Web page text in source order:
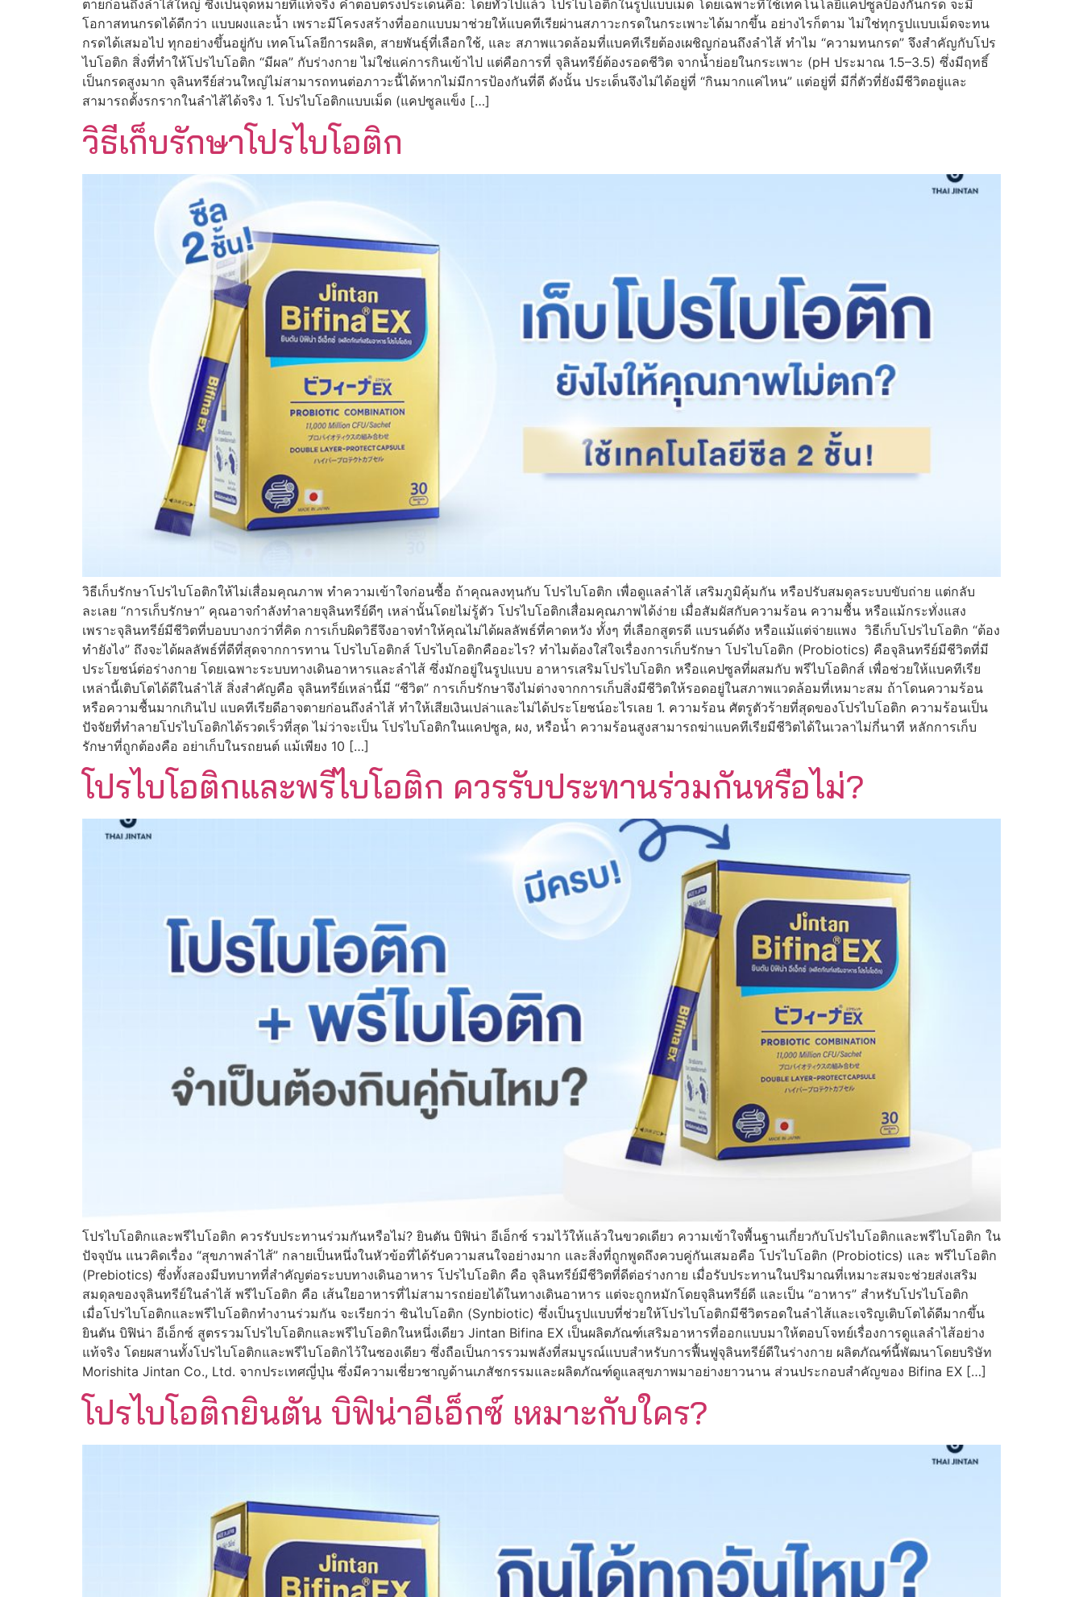
ตายก่อนถึงลำไส้ใหญ่ ซึ่งเป็นจุดหมายที่แท้จริง คำตอบตรงประเด็นคือ: โดยทั่วไปแล้ว โปรไบโอติกในรูปแบบเม็ด โดยเฉพาะที่ใช้เทคโนโลยีแคปซูลป้องกันกรด จะมี
โอกาสทนกรดได้ดีกว่า แบบผงและน้ำ เพราะมีโครงสร้างที่ออกแบบมาช่วยให้แบคทีเรียผ่านสภาวะกรดในกระเพาะได้มากขึ้น อย่างไรก็ตาม ไม่ใช่ทุกรูปแบบเม็ดจะทน
กรดได้เสมอไป ทุกอย่างขึ้นอยู่กับ เทคโนโลยีการผลิต, สายพันธุ์ที่เลือกใช้, และ สภาพแวดล้อมที่แบคทีเรียต้องเผชิญก่อนถึงลำไส้ ทำไม “ความทนกรด” จึงสำคัญกับโปร
ไบโอติก สิ่งที่ทำให้โปรไบโอติก “มีผล” กับร่างกาย ไม่ใช่แค่การกินเข้าไป แต่คือการที่ จุลินทรีย์ต้องรอดชีวิต จากน้ำย่อยในกระเพาะ (pH ประมาณ 1.5–3.5) ซึ่งมีฤทธิ์
เป็นกรดสูงมาก จุลินทรีย์ส่วนใหญ่ไม่สามารถทนต่อภาวะนี้ได้หากไม่มีการป้องกันที่ดี ดังนั้น ประเด็นจึงไม่ได้อยู่ที่ “กินมากแค่ไหน” แต่อยู่ที่ มีกี่ตัวที่ยังมีชีวิตอยู่และ
สามารถตั้งรกรากในลำไส้ได้จริง 1. โปรไบโอติกแบบเม็ด (แคปซูลแข็ง […]
วิธีเก็บรักษาโปรไบโอติก
วิธีเก็บรักษาโปรไบโอติกให้ไม่เสื่อมคุณภาพ ทำความเข้าใจก่อนซื้อ ถ้าคุณลงทุนกับ โปรไบโอติก เพื่อดูแลลำไส้ เสริมภูมิคุ้มกัน หรือปรับสมดุลระบบขับถ่าย แต่กลับ
ละเลย “การเก็บรักษา” คุณอาจกำลังทำลายจุลินทรีย์ดีๆ เหล่านั้นโดยไม่รู้ตัว โปรไบโอติกเสื่อมคุณภาพได้ง่าย เมื่อสัมผัสกับความร้อน ความชื้น หรือแม้กระทั่งแสง
เพราะจุลินทรีย์มีชีวิตที่บอบบางกว่าที่คิด การเก็บผิดวิธีจึงอาจทำให้คุณไม่ได้ผลลัพธ์ที่คาดหวัง ทั้งๆ ที่เลือกสูตรดี แบรนด์ดัง หรือแม้แต่จ่ายแพง วิธีเก็บโปรไบโอติก “ต้อง
ทำยังไง” ถึงจะได้ผลลัพธ์ที่ดีที่สุดจากการทาน โปรไบโอติกส์ โปรไบโอติกคืออะไร? ทำไมต้องใส่ใจเรื่องการเก็บรักษา โปรไบโอติก (Probiotics) คือจุลินทรีย์มีชีวิตที่มี
ประโยชน์ต่อร่างกาย โดยเฉพาะระบบทางเดินอาหารและลำไส้ ซึ่งมักอยู่ในรูปแบบ อาหารเสริมโปรไบโอติก หรือแคปซูลที่ผสมกับ พรีไบโอติกส์ เพื่อช่วยให้แบคทีเรีย
เหล่านี้เติบโตได้ดีในลำไส้ สิ่งสำคัญคือ จุลินทรีย์เหล่านี้มี “ชีวิต” การเก็บรักษาจึงไม่ต่างจากการเก็บสิ่งมีชีวิตให้รอดอยู่ในสภาพแวดล้อมที่เหมาะสม ถ้าโดนความร้อน
หรือความชื้นมากเกินไป แบคทีเรียดีอาจตายก่อนถึงลำไส้ ทำให้เสียเงินเปล่าและไม่ได้ประโยชน์อะไรเลย 1. ความร้อน ศัตรูตัวร้ายที่สุดของโปรไบโอติก ความร้อนเป็น
ปัจจัยที่ทำลายโปรไบโอติกได้รวดเร็วที่สุด ไม่ว่าจะเป็น โปรไบโอติกในแคปซูล, ผง, หรือน้ำ ความร้อนสูงสามารถฆ่าแบคทีเรียมีชีวิตได้ในเวลาไม่กี่นาที หลักการเก็บ
รักษาที่ถูกต้องคือ อย่าเก็บในรถยนต์ แม้เพียง 10 […]
โปรไบโอติกและพรีไบโอติก ควรรับประทานร่วมกันหรือไม่?
โปรไบโอติกและพรีไบโอติก ควรรับประทานร่วมกันหรือไม่? ยินตัน บิฟิน่า อีเอ็กซ์ รวมไว้ให้แล้วในขวดเดียว ความเข้าใจพื้นฐานเกี่ยวกับโปรไบโอติกและพรีไบโอติก ใน
ปัจจุบัน แนวคิดเรื่อง “สุขภาพลำไส้” กลายเป็นหนึ่งในหัวข้อที่ได้รับความสนใจอย่างมาก และสิ่งที่ถูกพูดถึงควบคู่กันเสมอคือ โปรไบโอติก (Probiotics) และ พรีไบโอติก
(Prebiotics) ซึ่งทั้งสองมีบทบาทที่สำคัญต่อระบบทางเดินอาหาร โปรไบโอติก คือ จุลินทรีย์มีชีวิตที่ดีต่อร่างกาย เมื่อรับประทานในปริมาณที่เหมาะสมจะช่วยส่งเสริม
สมดุลของจุลินทรีย์ในลำไส้ พรีไบโอติก คือ เส้นใยอาหารที่ไม่สามารถย่อยได้ในทางเดินอาหาร แต่จะถูกหมักโดยจุลินทรีย์ดี และเป็น “อาหาร” สำหรับโปรไบโอติก
เมื่อโปรไบโอติกและพรีไบโอติกทำงานร่วมกัน จะเรียกว่า ซินไบโอติก (Synbiotic) ซึ่งเป็นรูปแบบที่ช่วยให้โปรไบโอติกมีชีวิตรอดในลำไส้และเจริญเติบโตได้ดีมากขึ้น
ยินตัน บิฟิน่า อีเอ็กซ์ สูตรรวมโปรไบโอติกและพรีไบโอติกในหนึ่งเดียว Jintan Bifina EX เป็นผลิตภัณฑ์เสริมอาหารที่ออกแบบมาให้ตอบโจทย์เรื่องการดูแลลำไส้อย่าง
แท้จริง โดยผสานทั้งโปรไบโอติกและพรีไบโอติกไว้ในซองเดียว ซึ่งถือเป็นการรวมพลังที่สมบูรณ์แบบสำหรับการฟื้นฟูจุลินทรีย์ดีในร่างกาย ผลิตภัณฑ์นี้พัฒนาโดยบริษัท
Morishita Jintan Co., Ltd. จากประเทศญี่ปุ่น ซึ่งมีความเชี่ยวชาญด้านเภสัชกรรมและผลิตภัณฑ์ดูแลสุขภาพมาอย่างยาวนาน ส่วนประกอบสำคัญของ Bifina EX […]
โปรไบโอติกยินตัน บิฟิน่าอีเอ็กซ์ เหมาะกับใคร?